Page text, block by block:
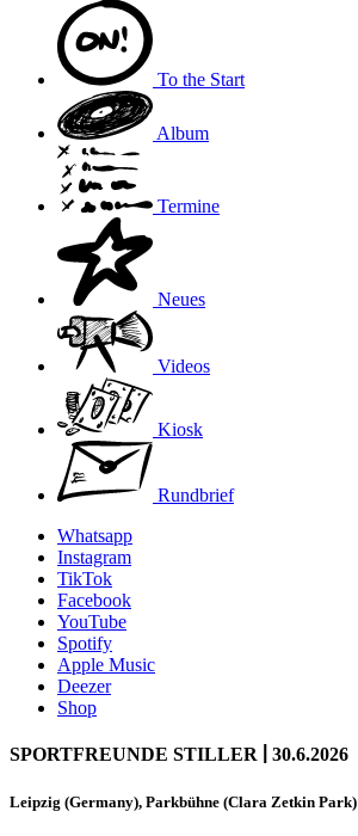
To the Start
Album
Termine
Neues
Videos
Kiosk
Rundbrief
Whatsapp
Instagram
TikTok
Facebook
YouTube
Spotify
Apple Music
Deezer
Shop
SPORTFREUNDE STILLER 30.6.2026
Leipzig (Germany), Parkbühne (Clara Zetkin Park)